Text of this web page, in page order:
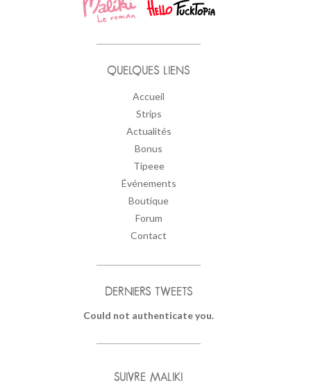
QUELQUES LIENS
Accueil
Strips
Actualités
Bonus
Tipeee
Événements
Boutique
Forum
Contact
DERNIERS TWEETS
Could not authenticate you.
SUIVRE MALIKI